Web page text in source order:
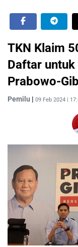
TKN Klaim
Daftar
Prabowo-
Pemilu | 09 Feb 2024 |